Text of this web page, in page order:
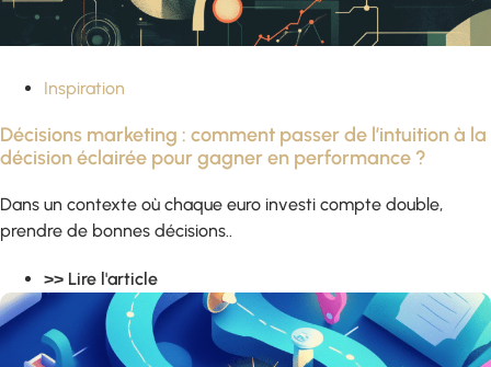
Inspiration
Décisions marketing : comment passer de l’intuition à la
décision éclairée pour gagner en performance ?
Dans un contexte où chaque euro investi compte double,
prendre de bonnes décisions..
>> Lire l'article